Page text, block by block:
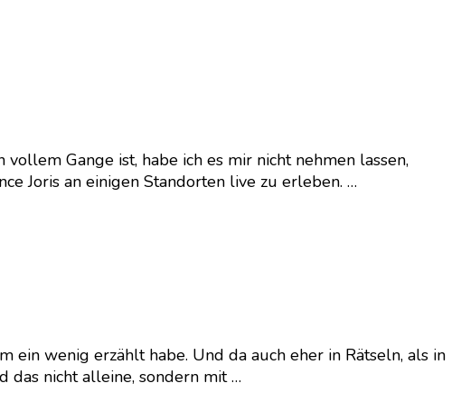
Gange ist, habe ich es mir nicht nehmen lassen,
Joris an einigen Standorten live zu erleben. …
ein wenig erzählt habe. Und da auch eher in Rätseln, als in
das nicht alleine, sondern mit …